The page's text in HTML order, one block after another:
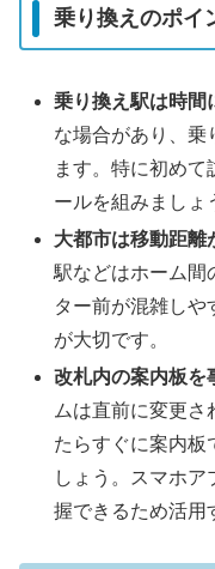
乗り換えのポイ
乗り換え駅は時間
な場合があり、乗
ます。特に初めて
ールを組みましょ
大都市は移動距離
駅などはホーム間
ター前が混雑しや
が大切です。
改札内の案内板を
ムは直前に変更さ
たらすぐに案内板
しょう。スマホ
握できるため活用